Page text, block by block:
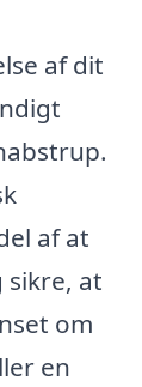
af dit
af at
at
om
en